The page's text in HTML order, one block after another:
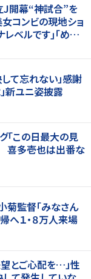
J開幕“神試合”を
コンビの現地ショ
ベルです｣｢めちゃ
て忘れない」感謝
新ユニ姿披露
「この日最大の見
喜多壱也は出番な
菊監督「みなさん
へ１・８万人来場
とご心配を…」性